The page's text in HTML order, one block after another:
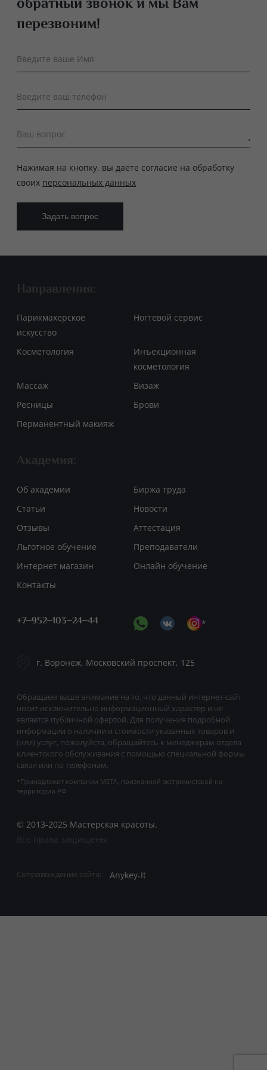
перезвоним!
Введите ваше Имя
Введите ваш телефон
Ваш вопрос
Нажимая на кнопку, вы даете согласие на обработку
своих персональных данных
Обращаем ваше внимание на то, что данный интернет-сайт
носит исключительно информационный характер и не
является публичной офертой. Для получения подробной
информации о наличии и стоимости указанных товаров и
(или) услуг, пожалуйста, обращайтесь к менеджерам отдела
клиентского обслуживания с помощью специальной формы
связи или по телефонам.
*Принадлежит компании META, признанной экстремистской на
территории РФ
Направления:
Парикмахерское
искусство
Ногтевой сервис
Косметология
Инъекционная
косметология
Массаж
Визаж
Ресницы
Брови
Перманентный макияж
Академия:
Об академии
Биржа труда
Статьи
Новости
Отзывы
Аттестация
Льготное обучение
Преподаватели
Интернет магазин
Онлайн обучение
Контакты
© 2013-2025 Мастерская красоты.
Все права защищены.
+7‒952‒103‒24‒44 *
г. Воронеж, Московский проспект, 125
Сопровождение сайта: Anykey-It